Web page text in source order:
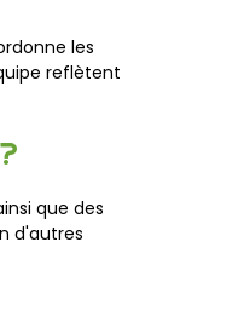
les
reflètent
que des
d'autres